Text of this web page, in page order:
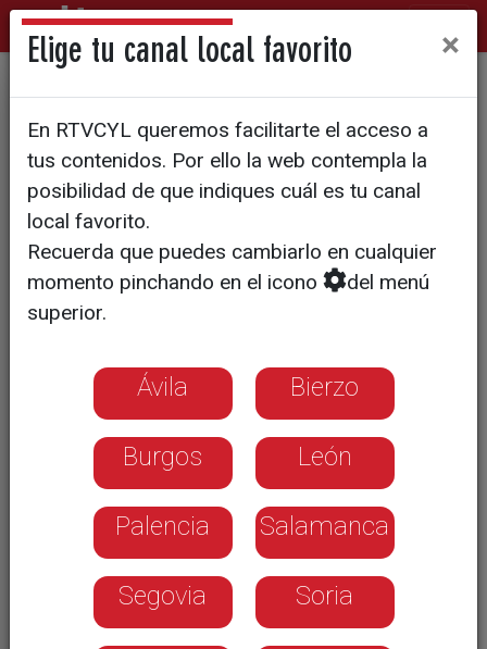
"Les estamos pidiendo que se
alejen de su ser querido, que
no se despidan de él"
Testimonio doloroso el que ha contado
ante nuestras cámaras esta operadora
Roja en Castilla y León. Desde que
empezó el estado de alarma ha
duplicado las llamadas de seguimiento.
Elige tu canal local favorito ×
En RTVCYL queremos facilitarte el acceso a
tus contenidos. Por ello la web contempla la
posibilidad de que indiques cuál es tu canal
local favorito.
Recuerda que puedes cambiarlo en cualquier
momento pinchando en el icono
del menú
superior.
Ávila Bierzo
Burgos León
Palencia Salamanca
Segovia Soria